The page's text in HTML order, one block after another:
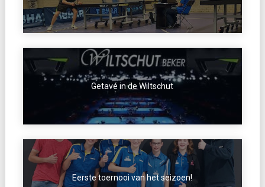
Getavé in de Wiltschut
Eerste toernooi van het seizoen!